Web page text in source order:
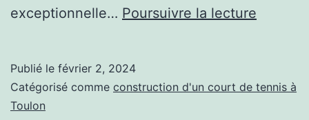
exceptionnelle… Poursuivre la lecture
assure-
Publié le février 2, 2024
Catégorisé comme construction d'un court de tennis à
Toulon